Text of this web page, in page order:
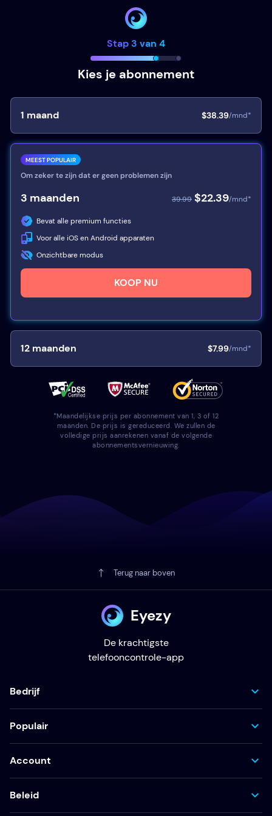
Stap 3 van 4
Kies je abonnement
1 maand $38.39/mnd*
MEEST POPULAIR
Om zeker te zijn dat er geen problemen zijn
3 maanden 39.99 $22.39/mnd*
Bevat alle premium functies
Voor alle iOS en Android apparaten
Onzichtbare modus
KOOP NU
12 maanden $7.99/mnd*
*Maandelijkse prijs per abonnement van 1, 3 of 12
maanden. De prijs is gereduceerd. We zullen de
volledige prijs aanrekenen vanaf de volgende
abonnementsvernieuwing.
Terug naar boven
Eyezy
De krachtigste
telefooncontrole-app
Bedrijf
Populair
Account
Beleid